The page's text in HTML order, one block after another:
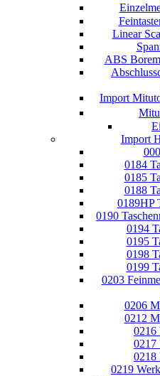
Linear
ABS
Import
Import
0184
0185
0188
0189HP
0190
0194
0195
0198
0199
0203
0206
0212
0216
0217
0218
0219